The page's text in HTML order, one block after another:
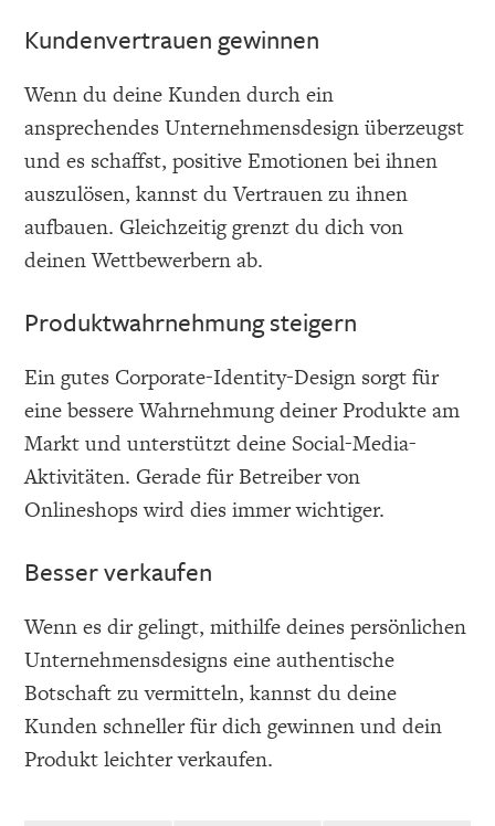
Kundenvertrauen gewinnen
Wenn du deine Kunden durch ein
ansprechendes Unternehmensdesign überzeugst
und es schaffst, positive Emotionen bei ihnen
auszulösen, kannst du Vertrauen zu ihnen
aufbauen. Gleichzeitig grenzt du dich von
deinen Wettbewerbern ab.
Produktwahrnehmung steigern
Ein gutes Corporate-Identity-Design sorgt für
eine bessere Wahrnehmung deiner Produkte am
Markt und unterstützt deine Social-Media-
Aktivitäten. Gerade für Betreiber von
Onlineshops wird dies immer wichtiger.
Besser verkaufen
Wenn es dir gelingt, mithilfe deines persönlichen
Unternehmensdesigns eine authentische
Botschaft zu vermitteln, kannst du deine
Kunden schneller für dich gewinnen und dein
Produkt leichter verkaufen.